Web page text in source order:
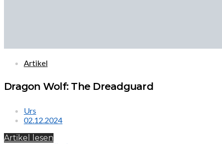
Artikel
Dragon Wolf: The Dreadguard
Urs
02.12.2024
Artikel lesen